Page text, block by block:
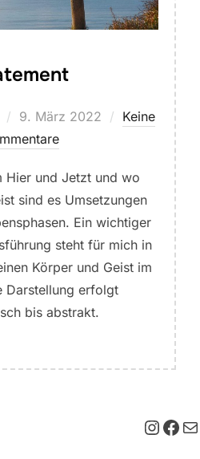
Veröffentlicht
am
9. März 2022
Keine
Hier und Jetzt und wo
sind es Umsetzungen
Ein wichtiger
steht für mich in
Körper und Geist im
Darstellung erfolgt
bis abstrakt.
E-